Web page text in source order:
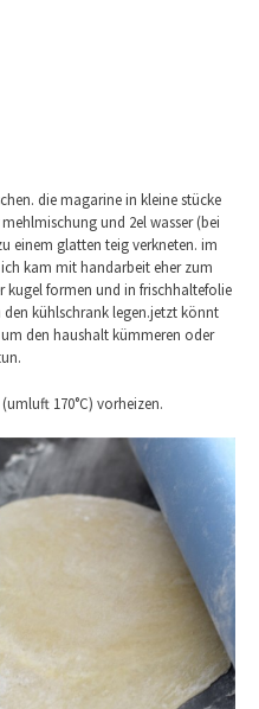
die magarine in kleine stücke
und 2el wasser (bei
einem glatten teig verkneten. im
kam mit handarbeit eher zum
kugel formen und in frischhaltefolie
den kühlschrank legen.jetzt könnt
den haushalt kümmeren oder
170°C) vorheizen.